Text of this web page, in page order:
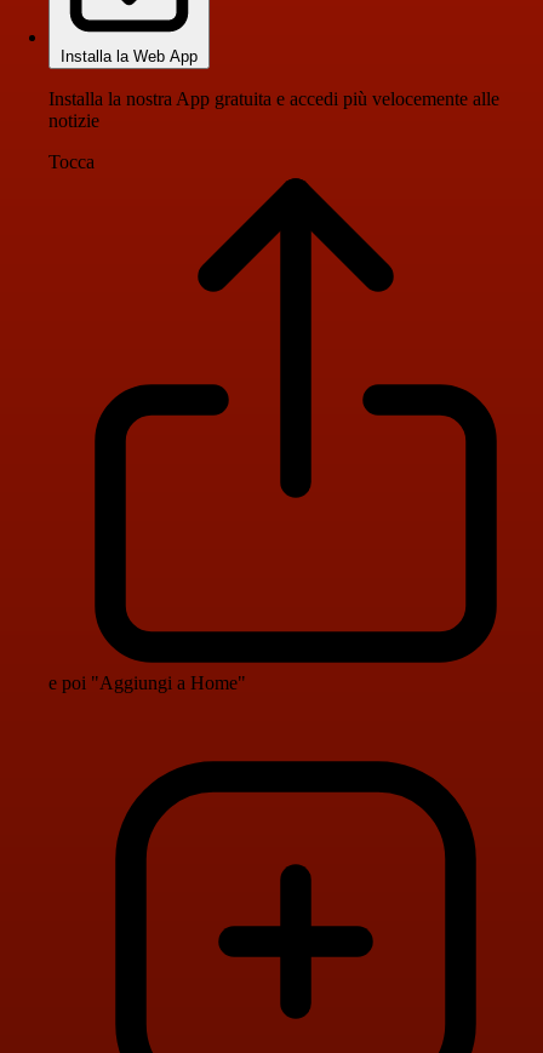
Installa la Web App
Installa la nostra App gratuita e accedi più velocemente alle
notizie
Tocca
e poi "Aggiungi a Home"